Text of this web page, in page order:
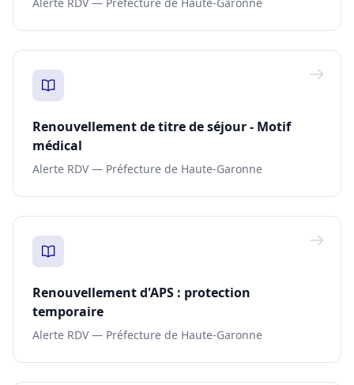
Renouvellement de titre de séjour - Motif
médical
Alerte RDV — Préfecture de Haute-Garonne
Renouvellement d'APS : protection
temporaire
Alerte RDV — Préfecture de Haute-Garonne